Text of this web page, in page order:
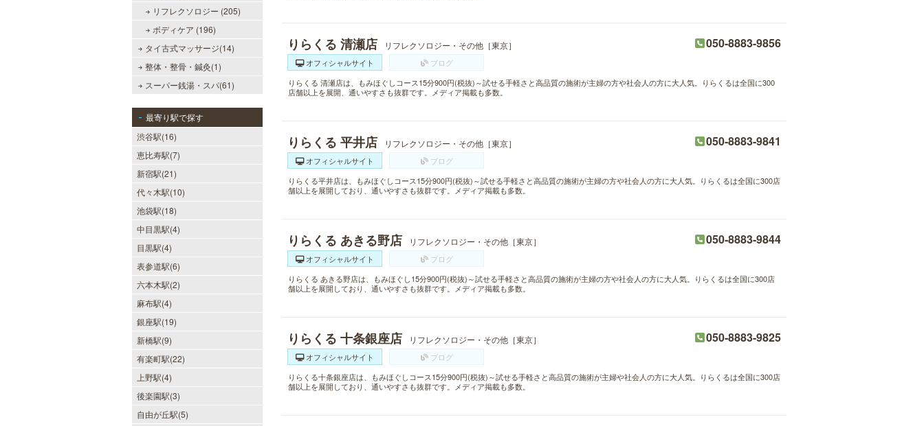
リフレクソロジー (205)
ボディケア (196)
タイ古式マッサージ(14)
整体・整骨・鍼灸(1)
スーパー銭湯・スパ(61)
最寄り駅で探す
渋谷駅(16)
恵比寿駅(7)
新宿駅(21)
代々木駅(10)
池袋駅(18)
中目黒駅(4)
目黒駅(4)
表参道駅(6)
六本木駅(2)
麻布駅(4)
銀座駅(19)
新橋駅(9)
有楽町駅(22)
上野駅(4)
後楽園駅(3)
自由が丘駅(5)
りらくる 清瀬店 リフレクソロジー・その他［東京］ 050-8883-9856
オフィシャルサイト
ブログ
りらくる 清瀬店は、もみほぐしコース15分900円(税抜)～試せる手軽さと高品質の施術が主婦の方や社会人の方に大人気。りらくるは全国に300
店舗以上を展開、通いやすさも抜群です。メディア掲載も多数。
りらくる 平井店 リフレクソロジー・その他［東京］ 050-8883-9841
オフィシャルサイト
ブログ
りらくる平井店は、もみほぐしコース15分900円(税抜)～試せる手軽さと高品質の施術が主婦の方や社会人の方に大人気。りらくるは全国に300店
舗以上を展開しており、通いやすさも抜群です。メディア掲載も多数。
りらくる あきる野店 リフレクソロジー・その他［東京］ 050-8883-9844
オフィシャルサイト
ブログ
りらくる あきる野店は、もみほぐし15分900円(税抜)～試せる手軽さと高品質の施術が主婦の方や社会人の方に大人気。りらくるは全国に300店
舗以上を展開しており、通いやすさも抜群です。メディア掲載も多数。
りらくる 十条銀座店 リフレクソロジー・その他［東京］ 050-8883-9825
オフィシャルサイト
ブログ
りらくる十条銀座店は、もみほぐしコース15分900円(税抜)～試せる手軽さと高品質の施術が主婦や社会人の方に大人気。りらくるは全国に300店
舗以上を展開しており、通いやすさも抜群です。メディア掲載も多数。